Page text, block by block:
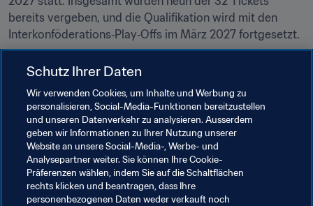
bereits vergeben, und die Qualifikation wird mit den
Interkonföderations‑Play‑Offs im März 2027 fortgesetzt.
Verwandte Themen
Organisation von Turnieren FIFA-Präsident
Organisation
FIFA Fussball-Weltmeisterschaft 2026™ Brazil
CONMEBOL
Schutz Ihrer Daten
Wir verwenden Cookies, um Inhalte und Werbung zu
personalisieren, Social-Media-Funktionen bereitzustellen
und unseren Datenverkehr zu analysieren. Ausserdem
geben wir Informationen zu Ihrer Nutzung unserer
Website an unsere Social-Media-, Werbe- und
Analysepartner weiter. Sie können Ihre Cookie-
Präferenzen wählen, indem Sie auf die Schaltflächen
rechts klicken und beantragen, dass Ihre
personenbezogenen Daten weder verkauft noch